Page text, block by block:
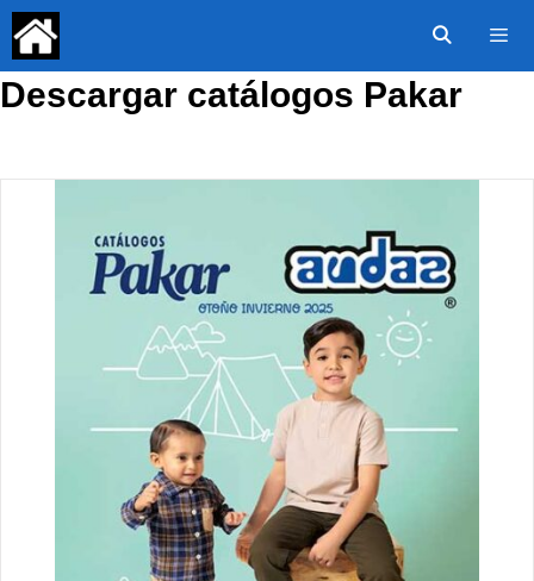
Saltar
contenido
Descargar catálogos Pakar